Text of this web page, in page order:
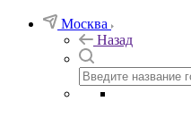
Москва
Назад